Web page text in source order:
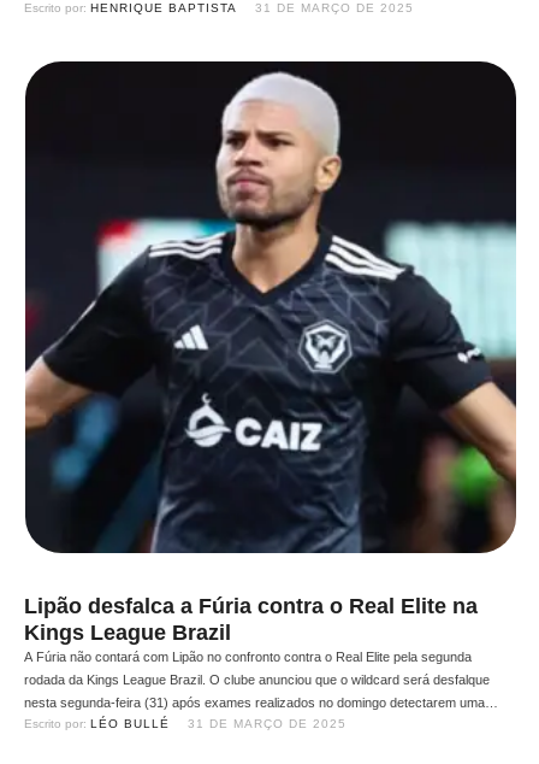
torcida, que até então, vêm sendo cumpridas. A equipe presidida por Neymar e Cris
Escrito por: HENRIQUE BAPTISTA 31 DE MARÇO DE 2025
Lipão desfalca a Fúria contra o Real Elite na
Kings League Brazil
A Fúria não contará com Lipão no confronto contra o Real Elite pela segunda
rodada da Kings League Brazil. O clube anunciou que o wildcard será desfalque
nesta segunda-feira (31) após exames realizados no domingo detectarem uma
lesão leve. Para seu lugar, a equipe escalou Lucas Nascimento, o Pulguinha,
Escrito por: LÉO BULLÉ 31 DE MARÇO DE 2025